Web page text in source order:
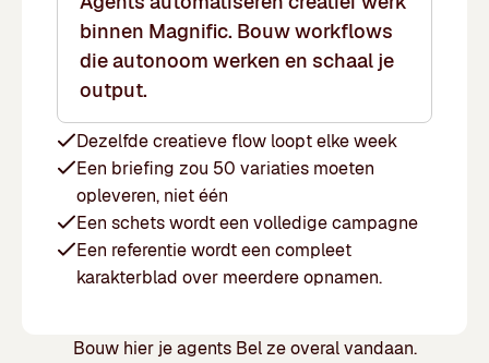
binnen Magnific. Bouw workflows
die autonoom werken en schaal je
output.
Dezelfde creatieve flow loopt elke week
Een briefing zou 50 variaties moeten
opleveren, niet één
Een schets wordt een volledige campagne
Een referentie wordt een compleet
karakterblad over meerdere opnamen.
Bouw hier je agents Bel ze overal vandaan.